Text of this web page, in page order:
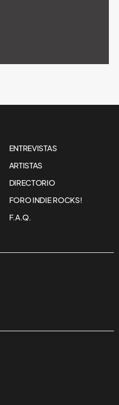
ENTREVISTAS
ARTISTAS
DIRECTORIO
FORO INDIE ROCKS!
F.A.Q.